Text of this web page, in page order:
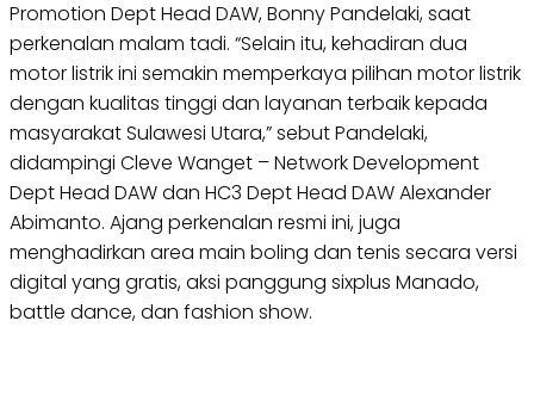
Promotion Dept Head DAW, Bonny Pandelaki, saat
perkenalan malam tadi. “Selain itu, kehadiran dua
motor listrik ini semakin memperkaya pilihan motor listrik
dengan kualitas tinggi dan layanan terbaik kepada
masyarakat Sulawesi Utara,” sebut Pandelaki,
didampingi Cleve Wanget – Network Development
Dept Head DAW dan HC3 Dept Head DAW Alexander
Abimanto. Ajang perkenalan resmi ini, juga
menghadirkan area main boling dan tenis secara versi
digital yang gratis, aksi panggung sixplus Manado,
battle dance, dan fashion show.